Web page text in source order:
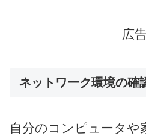
広告
ネットワーク環境の確
自分のコンピュータや